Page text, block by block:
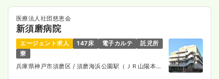
医療法人社団慈恵会
新須磨病院
エージェント求人 147床 電子カルテ
託児所
寮
兵庫県神戸市須磨区 / 須磨海浜公園駅（ＪＲ山陽本